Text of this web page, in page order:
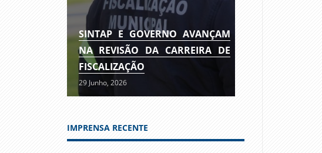
SINTAP E GOVERNO AVANÇAM
NA REVISÃO DA CARREIRA DE
FISCALIZAÇÃO
29 Junho, 2026
IMPRENSA RECENTE